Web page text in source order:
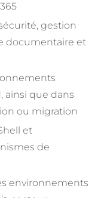
gestion
documentaire et
ainsi que dans
ou migration
et
de
environnements